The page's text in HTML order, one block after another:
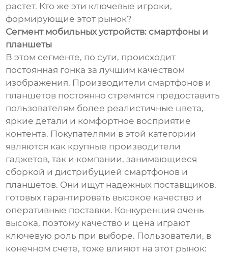
растет. Кто же эти ключевые игроки,
формирующие этот рынок?
Сегмент мобильных устройств: смартфоны и
планшеты
В этом сегменте, по сути, происходит
постоянная гонка за лучшим качеством
изображения. Производители смартфонов и
планшетов постоянно стремятся предоставить
пользователям более реалистичные цвета,
яркие детали и комфортное восприятие
контента. Покупателями в этой категории
являются как крупные производители
гаджетов, так и компании, занимающиеся
сборкой и дистрибуцией смартфонов и
планшетов. Они ищут надежных поставщиков,
готовых гарантировать высокое качество и
оперативные поставки. Конкуренция очень
высока, поэтому качество и цена играют
ключевую роль при выборе. Пользователи, в
конечном счете, тоже влияют на этот рынок: